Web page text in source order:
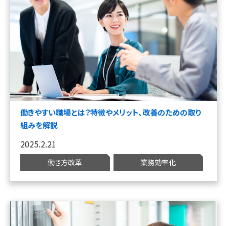
働きやすい職場とは？特徴やメリット、改善のための取り
組みを解説
2025.2.21
働き方改革 業務効率化